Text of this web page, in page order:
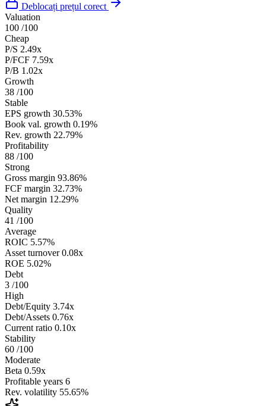
Deblocați prețul corect
Valuation
100 /100
Cheap
P/S 2.49x
P/FCF 7.59x
P/B 1.02x
Growth
38 /100
Stable
EPS growth 30.53%
Book val. growth 0.19%
Rev. growth 22.79%
Profitability
88 /100
Strong
Gross margin 93.86%
FCF margin 32.73%
Net margin 12.29%
Quality
41 /100
Average
ROIC 5.57%
Asset turnover 0.08x
ROE 5.02%
Debt
3 /100
High
Debt/Equity 3.74x
Debt/Assets 0.76x
Current ratio 0.10x
Stability
60 /100
Moderate
Beta 0.59x
Profitable years 6
Rev. volatility 55.65%